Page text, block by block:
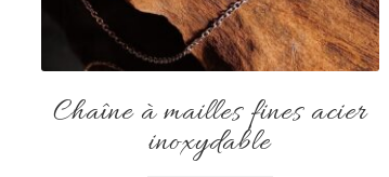
Chaîne à mailles fines acier
inoxydable